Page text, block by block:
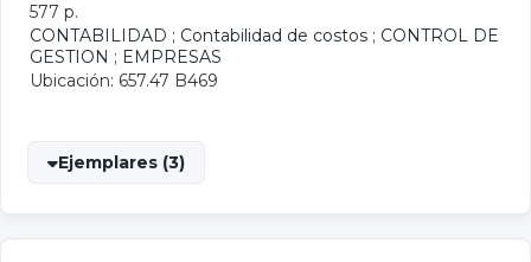
577 p.
CONTABILIDAD ; Contabilidad de costos ; CONTROL DE
GESTION ; EMPRESAS
Ubicación: 657.47 B469
Ejemplares (3)